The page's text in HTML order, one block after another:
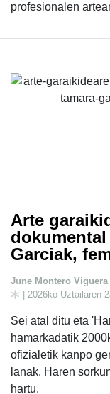
profesionalen
Arte
dokumental
Garciak,
June Montero Viguera
| 2026ko Uztailaren
Sei atal ditu eta
hamarkadatik
ofizialetik kanpo
lanak. Haren
hartu.